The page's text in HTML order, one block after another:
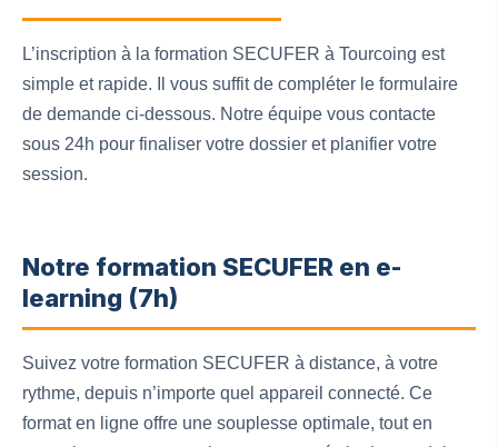
L’inscription à la formation SECUFER à Tourcoing est
simple et rapide. Il vous suffit de compléter le formulaire
de demande ci-dessous. Notre équipe vous contacte
sous 24h pour finaliser votre dossier et planifier votre
session.
Notre formation SECUFER en e-
learning (7h)
Suivez votre formation SECUFER à distance, à votre
rythme, depuis n’importe quel appareil connecté. Ce
format en ligne offre une souplesse optimale, tout en